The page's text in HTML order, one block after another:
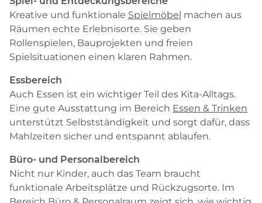
Kreative und funktionale Spielmöbel machen aus
Räumen echte Erlebnisorte. Sie geben
Rollenspielen, Bauprojekten und freien
Spielsituationen einen klaren Rahmen.
Essbereich
Auch Essen ist ein wichtiger Teil des Kita-Alltags.
Eine gute Ausstattung im Bereich Essen & Trinken
unterstützt Selbstständigkeit und sorgt dafür, dass
Mahlzeiten sicher und entspannt ablaufen.
Büro- und Personalbereich
Nicht nur Kinder, auch das Team braucht
funktionale Arbeitsplätze und Rückzugsorte. Im